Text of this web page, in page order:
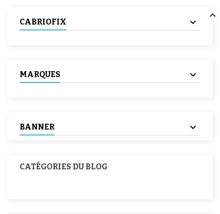
CABRIOFIX
MARQUES
BANNER
CATÉGORIES DU BLOG